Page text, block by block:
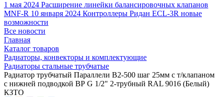
1 мая 2024 Расширение линейки балансировочных клапанов
MNF-R 10 января 2024 Контроллеры Ридан ECL-3R новые
возможности
Все новости
Главная
Каталог товаров
Радиаторы, конвекторы и комплектующие
Радиаторы стальные трубчатые
Радиатор трубчатый Параллели В2-500 шаг 25мм с т/клапаном
с нижней подводкой ВР G 1/2" 2-трубный RAL 9016 (Белый)
КЗТО